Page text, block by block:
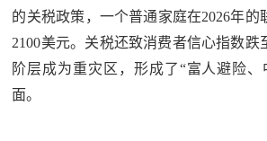
的关税政策，一个普通家庭在2026年的
2100美元。关税还致消费者信心指数跌
阶层成为重灾区，形成了“富人避险
面。